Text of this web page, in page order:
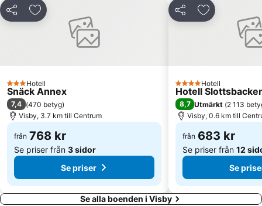
Dela Lägg till i Mina Favoriter
3 Stjärnor
Hotell
Snäck Annex
7,4 (470 betyg)
Visby, 3.7 km till Centrum
från 768 kr
Se priser från 3 sidor
Se priser
Dela Lägg till i
4 Stjärnor
Hotell
Hotell
8,7 Utmärkt (2 113
Visby, 0.6 km till
från 683 kr
Se priser från 12
Se
Se alla boenden i Visby